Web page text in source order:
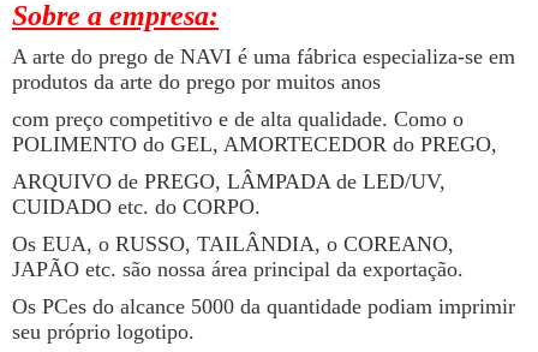
Sobre a empresa:
A arte do prego de NAVI é uma fábrica especializa-se em
produtos da arte do prego por muitos anos
com preço competitivo e de alta qualidade. Como o
POLIMENTO do GEL, AMORTECEDOR do PREGO,
ARQUIVO de PREGO, LÂMPADA de LED/UV,
CUIDADO etc. do CORPO.
Os EUA, o RUSSO, TAILÂNDIA, o COREANO,
JAPÃO etc. são nossa área principal da exportação.
Os PCes do alcance 5000 da quantidade podiam imprimir
seu próprio logotipo.